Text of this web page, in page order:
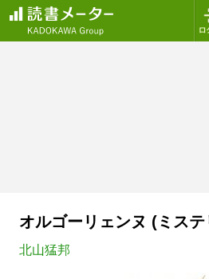
オルゴーリェンヌ (ミス
北山猛邦